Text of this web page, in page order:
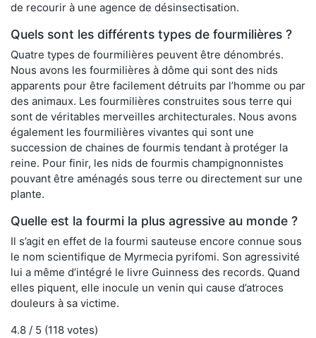
de recourir à une agence de désinsectisation.
Quels sont les différents types de fourmilières ?
Quatre types de fourmilières peuvent être dénombrés.
Nous avons les fourmilières à dôme qui sont des nids
apparents pour être facilement détruits par l’homme ou par
des animaux. Les fourmilières construites sous terre qui
sont de véritables merveilles architecturales. Nous avons
également les fourmilières vivantes qui sont une
succession de chaines de fourmis tendant à protéger la
reine. Pour finir, les nids de fourmis champignonnistes
pouvant être aménagés sous terre ou directement sur une
plante.
Quelle est la fourmi la plus agressive au monde ?
Il s’agit en effet de la fourmi sauteuse encore connue sous
le nom scientifique de Myrmecia pyrifomi. Son agressivité
lui a même d’intégré le livre Guinness des records. Quand
elles piquent, elle inocule un venin qui cause d’atroces
douleurs à sa victime.
4.8 / 5 (118 votes)